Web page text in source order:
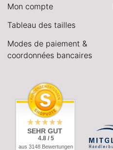
Mon compte
Tableau des tailles
Modes de paiement &
coordonnées bancaires
SEHR GUT
4.8 / 5
aus 3148 Bewertungen